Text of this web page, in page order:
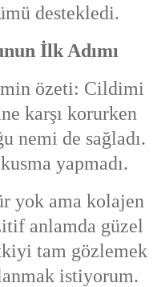
destekledi.
İlk Adımı
özeti: Cildimi
karşı korurken
nemi de sağladı.
yapmadı.
yok ama kolajen
anlamda güzel
tam gözlemek
istiyorum.